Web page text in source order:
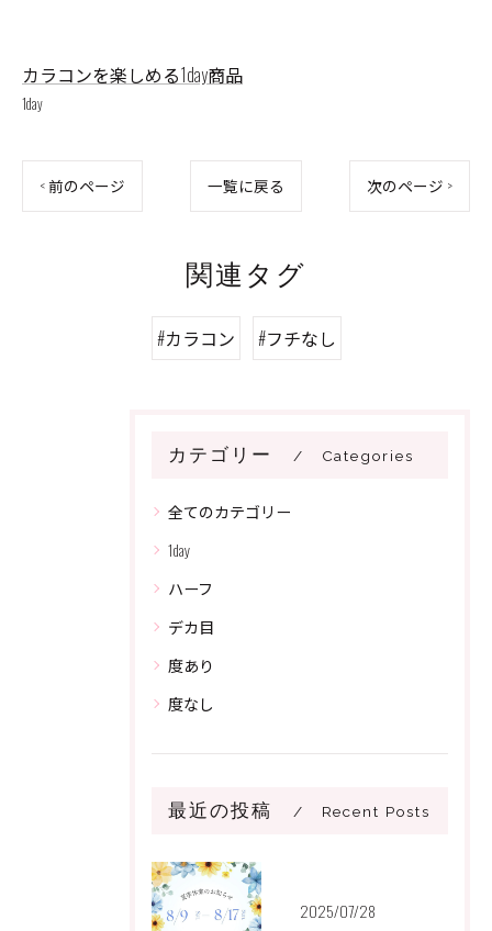
カラコンを楽しめる1day商品
1day
< 前のページ 一覧に戻る 次のページ >
関連タグ
#カラコン #フチなし
カテゴリー Categories
全てのカテゴリー
1day
ハーフ
デカ目
度あり
度なし
最近の投稿 Recent Posts
2025/07/28